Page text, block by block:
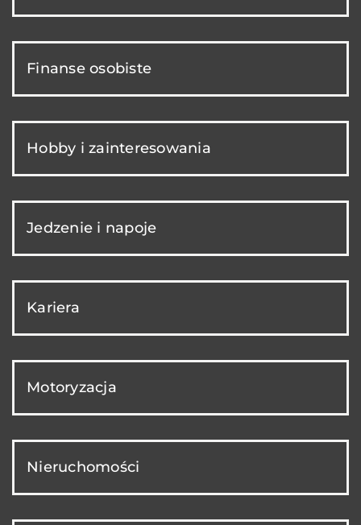
Finanse osobiste
Hobby i zainteresowania
Jedzenie i napoje
Kariera
Motoryzacja
Nieruchomości